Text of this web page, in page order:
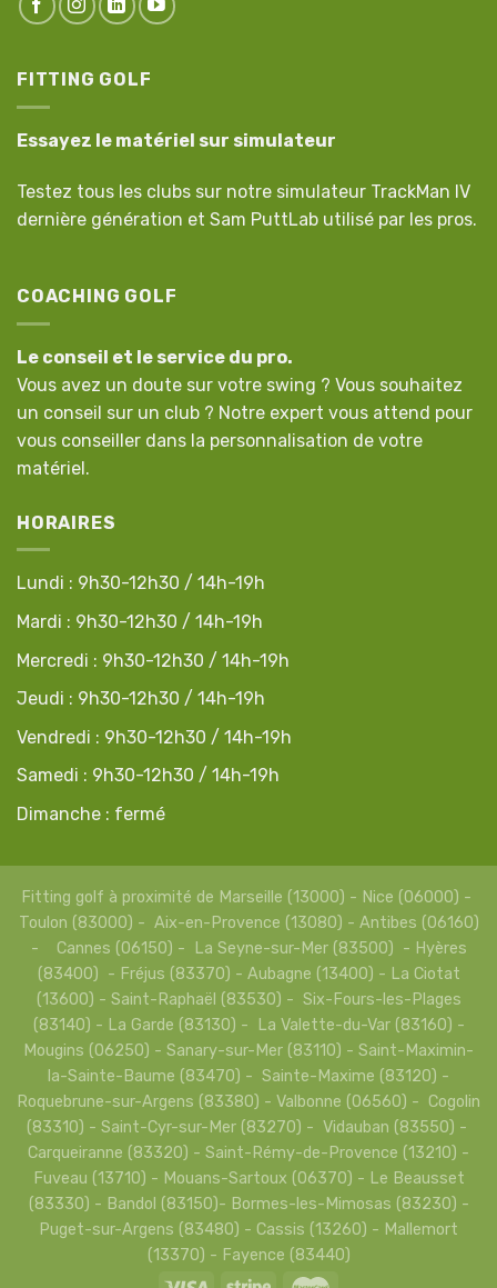
FITTING GOLF
Essayez le matériel sur simulateur
Testez tous les clubs sur notre simulateur TrackMan IV
dernière génération et Sam PuttLab utilisé par les pros.
COACHING GOLF
Le conseil et le service du pro.
Vous avez un doute sur votre swing ? Vous souhaitez
un conseil sur un club ? Notre expert vous attend pour
vous conseiller dans la personnalisation de votre
matériel.
HORAIRES
Lundi : 9h30-12h30 / 14h-19h
Mardi : 9h30-12h30 / 14h-19h
Mercredi : 9h30-12h30 / 14h-19h
Jeudi : 9h30-12h30 / 14h-19h
Vendredi : 9h30-12h30 / 14h-19h
Samedi : 9h30-12h30 / 14h-19h
Dimanche : fermé
Fitting golf à proximité de Marseille (13000) - Nice (06000) -
Toulon (83000) - Aix-en-Provence (13080) - Antibes (06160)
- Cannes (06150) - La Seyne-sur-Mer (83500) - Hyères
(83400) - Fréjus (83370) - Aubagne (13400) - La Ciotat
(13600) - Saint-Raphaël (83530) - Six-Fours-les-Plages
(83140) - La Garde (83130) - La Valette-du-Var (83160) -
Mougins (06250) - Sanary-sur-Mer (83110) - Saint-Maximin-
la-Sainte-Baume (83470) - Sainte-Maxime (83120) -
Roquebrune-sur-Argens (83380) - Valbonne (06560) - Cogolin
(83310) - Saint-Cyr-sur-Mer (83270) - Vidauban (83550) -
Carqueiranne (83320) - Saint-Rémy-de-Provence (13210) -
Fuveau (13710) - Mouans-Sartoux (06370) - Le Beausset
(83330) - Bandol (83150)- Bormes-les-Mimosas (83230) -
Puget-sur-Argens (83480) - Cassis (13260) - Mallemort
(13370) - Fayence (83440)